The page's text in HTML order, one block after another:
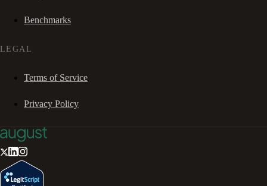
Benchmarks
LEGAL
Terms of Service
Privacy Policy